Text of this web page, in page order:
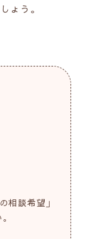
ょう。
相談希望」